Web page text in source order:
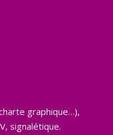
graphique…),
signalétique.